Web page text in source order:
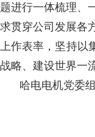
题进行一体梳理、
求贯穿公司发展各
上作表率，坚持
战略、建设世界一
哈电电机党委